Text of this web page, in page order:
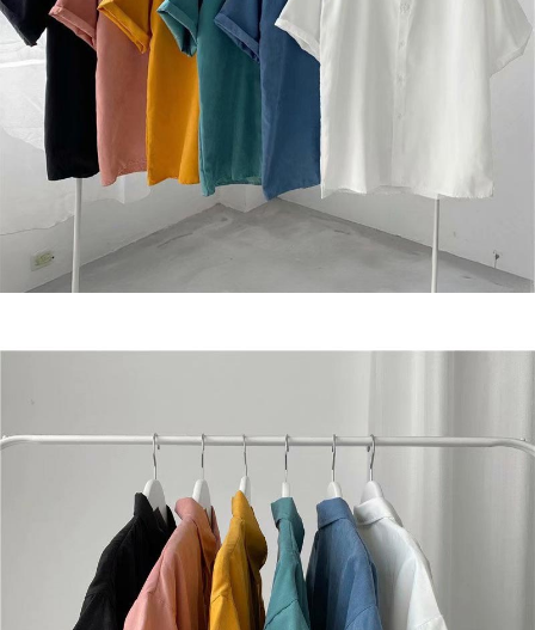
[Nota Penting]
Perkhidmatan ini disediakan oleh Taiwan Mobile Co., Ltd. (“Syarikat”),
yang membolehkan pelanggan membeli barangan atau perkhidmatan
melalui perkhidmatan ini pada masa transaksi. Hasil daripada pembelian
atau pembayaran ansuran akan dipindahkan oleh peniaga kepada
Syarikat, dan pelanggan hendaklah membuat pembayaran mengikut
perjanjian menggunakan sistem bil Syarikat.
Untuk memenuhi hubungan kontrak yang terjalin melalui persetujuan
penggunaan OP Pay Later, peniaga akan memberikan maklumat peribadi
anda (termasuk nama, nombor telefon, atau alamat) kepada Syarikat bagi
tujuan pengumpulan, pemprosesan dan penggunaan data yang
diperlukan untuk pengebilan ansuran, termasuk pengesahan,
【Panduan Penggunaan Pembayaran Ansuran Gogo】
1. Perkhidmatan ini disediakan oleh Taiwan Mobile, pengguna telefon
mudah alih boleh segera menggunakan tanpa perlu memohon lagi.
(Hanya untuk nombor langganan peribadi, tidak terbuka untuk syarikat
dan kad prabayar)
2. Pilihan kaedah pembayaran "Pembayaran Ansuran Gogo", selepas
pesanan ditubuhkan, akan secara automatik dialihkan ke proses
transaksi Gogo, selepas pengesahan nombor telefon, pilih bilangan
ansuran yang diingini, tarikh akhir pembayaran, dan setelah
1. Jumlah yang diperakui untuk pengguna kali pertama boleh sehingga
NT$10,000. Amaun diperakui sebenar yang diluluskan akan berdasarkan
keputusan pensijilan dan semakan oleh AFTEE.
2. Amaun perbelanjaan minimum mestilah lebih besar daripada NT$20.
3. Pada masa ini hanya tersedia untuk ahli Taiwan.
Ketiga, Syarat Perkhidmatan
Perkhidmatan AFTEE Beli Sekarang Bayar Kemudian disediakan oleh NP
Taiwan, Inc. dan AFTEE akan membuat bil kepada pengguna. AFTEE
akan menggunakan data peribadi yang dikumpul (termasuk nama
pembeli, no. telefon, nama penerima, no. telefon, alamat penerima) untuk
penggunaan perkhidmatan. Sila rujuk kepada "Penyata Pengumpulan
Data Peribadi, Pemprosesan, Penggunaan"
(https://aftee.tw/privacypolicy/
kelulusan boleh sehingga NT$10,000. Jika pengguna tidak membuat
untuk menggunakan AFTEE.
Sila hubungi NP Taiwan Inc. di cs_tw@netprotections.co.jp
mempunyai sebarang kebimbangan mengenai pemprosesan dan
penggunaan pada data peribadi. Jika anda tidak bersetuju dengan data
peribadi yang disenaraikan seperti di atas akan dikumpul dan digunakan
oleh AFTEE, sila jangan gunakan perkhidmatan ini.